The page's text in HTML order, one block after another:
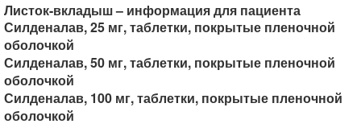
Листок-вкладыш – информация для пациента
Силденалав, 25 мг, таблетки, покрытые пленочной
оболочкой
Силденалав, 50 мг, таблетки, покрытые пленочной
оболочкой
Силденалав, 100 мг, таблетки, покрытые пленочной
оболочкой